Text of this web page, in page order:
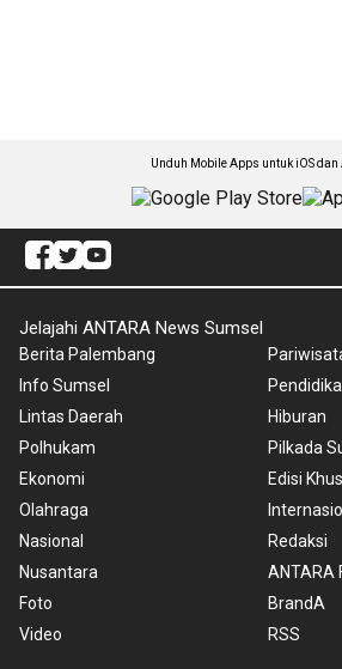
Unduh Mobile Apps untuk iOS dan
Jelajahi ANTARA News Sumsel
Berita Palembang
Info Sumsel
Lintas Daerah
Polhukam
Ekonomi
Olahraga
Nasional
Nusantara
Foto
Video
Hiburan
Pilkada
Edisi
Redaksi
ANTARA
BrandA
RSS